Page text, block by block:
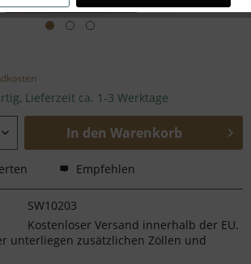
Lieferzeit ca. 1-3 Werktage
In den Warenkorb
Empfehlen
SW10203
Kostenloser Versand innerhalb der EU.
unterliegen zusätzlichen Zöllen und